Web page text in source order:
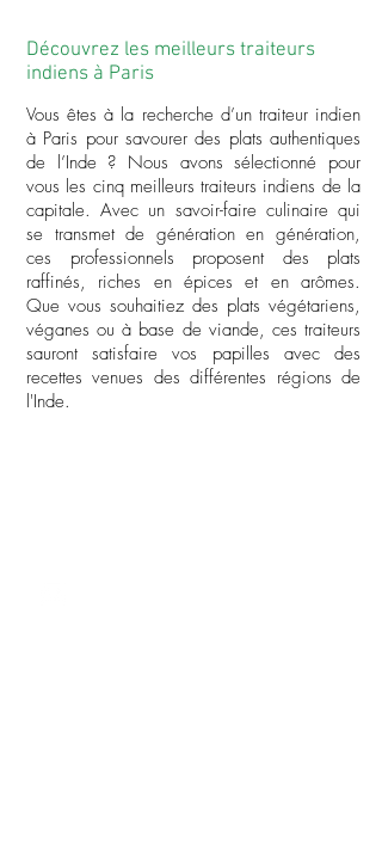
Découvrez les meilleurs traiteurs
indiens à Paris
Vous êtes à la recherche d’un traiteur indien
à Paris pour savourer des plats authentiques
de l’Inde ? Nous avons sélectionné pour
vous les cinq meilleurs traiteurs indiens de la
capitale. Avec un savoir-faire culinaire qui
se transmet de génération en génération,
ces professionnels proposent des plats
raffinés, riches en épices et en arômes.
Que vous souhaitiez des plats végétariens,
véganes ou à base de viande, ces traiteurs
sauront satisfaire vos papilles avec des
recettes venues des différentes régions de
l'Inde.